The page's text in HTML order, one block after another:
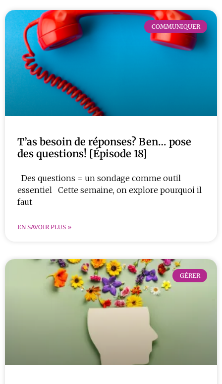
COMMUNIQUER
T’as besoin de réponses? Ben… pose
des questions! [Épisode 18]
Des questions = un sondage comme outil
essentiel Cette semaine, on explore pourquoi il
faut
EN SAVOIR PLUS »
GÉRER